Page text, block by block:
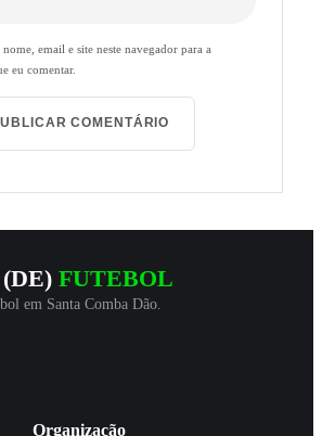
email e site neste navegador para a
eu comentar.
FUTEBOL
em Santa Comba Dão.
Organização